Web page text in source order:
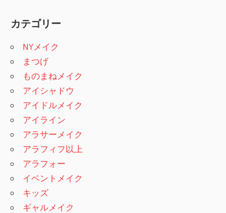
カテゴリー
NYメイク
まつげ
ものまねメイク
アイシャドウ
アイドルメイク
アイライン
アラサーメイク
アラフィフ以上
アラフォー
イベントメイク
キッズ
ギャルメイク